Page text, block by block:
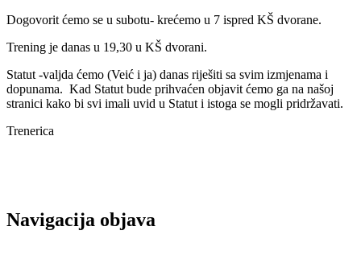
Dogovorit ćemo se u subotu- krećemo u 7 ispred KŠ dvorane.
Trening je danas u 19,30 u KŠ dvorani.
Statut -valjda ćemo (Veić i ja) danas riješiti sa svim izmjenama i
dopunama. Kad Statut bude prihvaćen objavit ćemo ga na našoj
stranici kako bi svi imali uvid u Statut i istoga se mogli pridržavati.
Trenerica
Navigacija objava